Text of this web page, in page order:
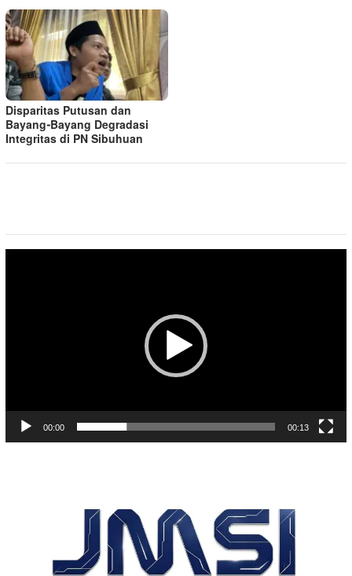
Disparitas Putusan dan
Bayang-Bayang Degradasi
Integritas di PN Sibuhuan
00:00 00:13